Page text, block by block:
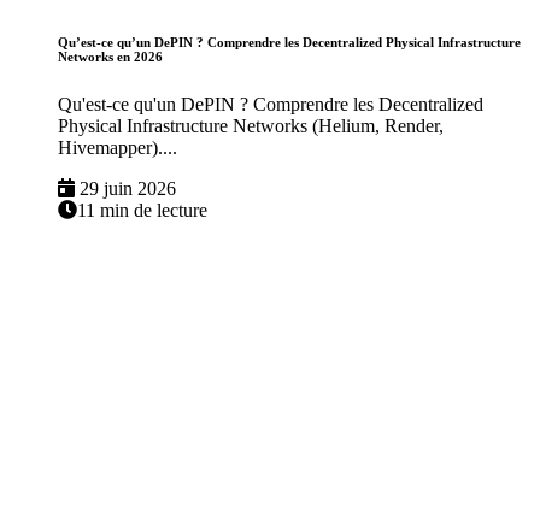
Qu’est-ce qu’un DePIN ? Comprendre les Decentralized Physical Infrastructure
Networks en 2026
Qu'est-ce qu'un DePIN ? Comprendre les Decentralized
Physical Infrastructure Networks (Helium, Render,
Hivemapper)....
29 juin 2026
11 min de lecture